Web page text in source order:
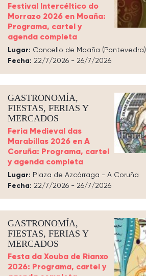
Festival Intercéltico do
Morrazo 2026 en Moaña:
Programa, cartel y
agenda completa
Lugar: Concello de Moaña (Pontevedra)
Fecha: 22/7/2026 - 26/7/2026
GASTRONOMÍA,
FIESTAS, FERIAS Y
MERCADOS
Feria Medieval das
Marabillas 2026 en A
Coruña: Programa, cartel
y agenda completa
Lugar: Plaza de Azcárraga - A Coruña
Fecha: 22/7/2026 - 26/7/2026
GASTRONOMÍA,
FIESTAS, FERIAS Y
MERCADOS
Festa da Xouba de Rianxo
2026: Programa, cartel y